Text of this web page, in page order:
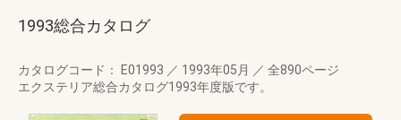
1993総合カタログ
カタログコード： E01993 ／ 1993年05月 ／ 全890ページ
エクステリア総合カタログ1993年度版です。